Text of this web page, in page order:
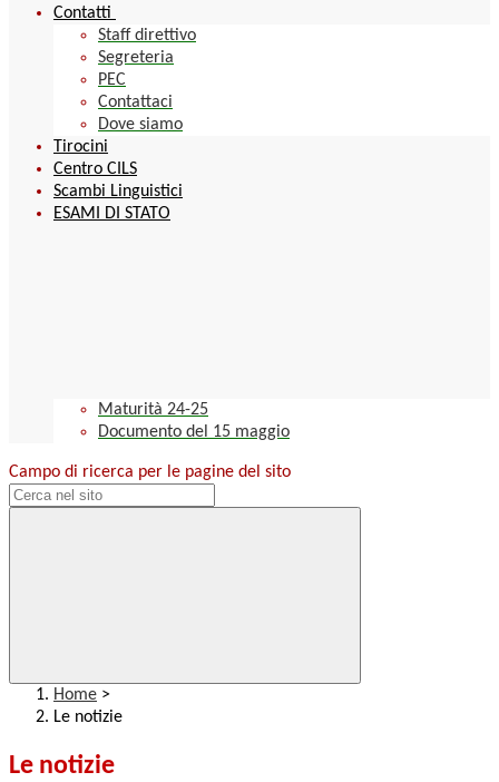
Contatti
Staff direttivo
Segreteria
PEC
Contattaci
Dove siamo
Tirocini
Centro CILS
Scambi Linguistici
ESAMI DI STATO
Maturità 24-25
Documento del 15 maggio
Campo di ricerca per le pagine del sito
Home >
Le notizie
Le notizie